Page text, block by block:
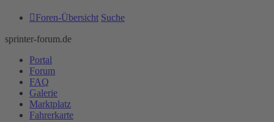
Foren-Übersicht Suche
sprinter-forum.de
Portal
Forum
FAQ
Galerie
Marktplatz
Fahrerkarte